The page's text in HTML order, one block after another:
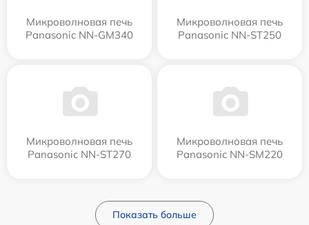
Микроволновая печь
Panasonic NN-GM340
Микроволновая печь
Panasonic NN-ST250
Микроволновая печь
Panasonic NN-ST270
Микроволновая печь
Panasonic NN-SM220
Показать больше